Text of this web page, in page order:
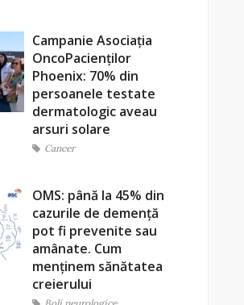
Campanie Asociația
OncoPacienților
Phoenix: 70% din
persoanele testate
dermatologic aveau
arsuri solare
Cancer
OMS: până la 45% din
cazurile de demență
pot fi prevenite sau
amânate. Cum
menținem sănătatea
creierului